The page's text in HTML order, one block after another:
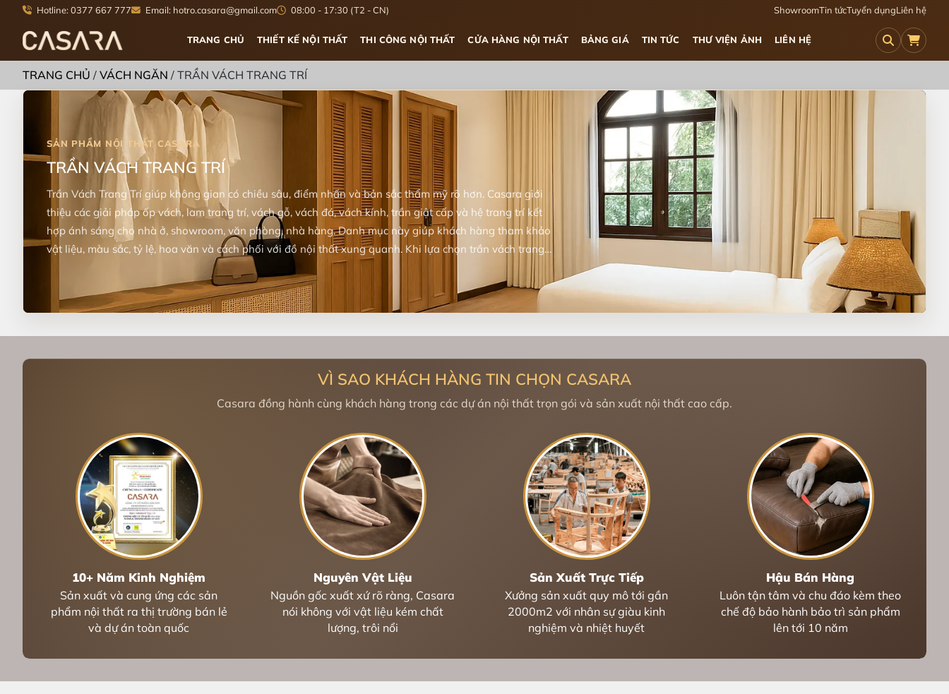
Hotline: 0377 667 777 Email: hotro.casara@gmail.com 08:00 - 17:30 (T2 - CN) ShowroomTin tứcTuyển dụngLiên hệ
TRANG CHỦ THIẾT KẾ NỘI THẤT THI CÔNG NỘI THẤT CỬA HÀNG NỘI THẤT BẢNG GIÁ TIN TỨC THƯ VIỆN ẢNH LIÊN HỆ
TRANG CHỦ / VÁCH NGĂN / TRẦN VÁCH TRANG TRÍ
TRẦN VÁCH TRANG TRÍ
Trần Vách Trang Trí giúp không gian có chiều sâu, điểm nhấn và bản sắc thẩm mỹ rõ hơn. Casara giới
thiệu các giải pháp ốp vách, lam trang trí, vách gỗ, vách đá, vách kính, trần giật cấp và hệ trang trí kết
hợp ánh sáng cho nhà ở, showroom, văn phòng, nhà hàng. Danh mục này giúp khách hàng tham khảo
vật liệu, màu sắc, tỷ lệ, hoa văn và cách phối với đồ nội thất xung quanh. Khi lựa chọn trần vách trang
trí, cần cân bằng giữa thẩm mỹ, độ bền, khả năng thi công, bảo trì và sự phù hợp với phong cách tổng
thể của công trình. Casara cũng gợi ý cách phối sản phẩm với các hạng mục liên quan để tổng thể
không gian hài hòa hơn về công năng, tỷ lệ, màu sắc và trải nghiệm sử dụng lâu dài.
VÌ SAO KHÁCH HÀNG TIN CHỌN CASARA
Casara đồng hành cùng khách hàng trong các dự án nội thất trọn gói và sản xuất nội thất cao cấp.
10+ Năm Kinh Nghiệm
Sản xuất và cung ứng các sản
phẩm nội thất ra thị trường bán lẻ
và dự án toàn quốc
Nguyên Vật Liệu
Nguồn gốc xuất xứ rõ ràng, Casara
nói không với vật liệu kém chất
lượng, trôi nổi
Sản Xuất Trực Tiếp
Xưởng sản xuất quy mô tới gần
2000m2 với nhân sự giàu kinh
nghiệm và nhiệt huyết
Hậu Bán Hàng
Luôn tận tâm và chu đáo kèm theo
chế độ bảo hành bảo trì sản phẩm
lên tới 10 năm